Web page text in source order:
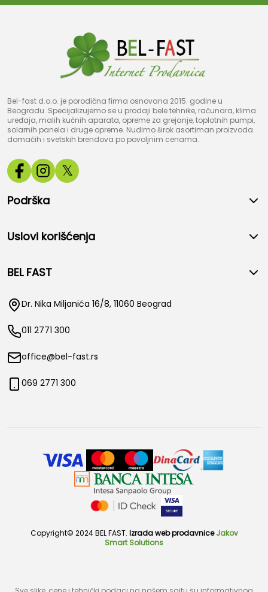
Bel-fast d.o.o. je porodična firma osnovana 2015. godine u
Beogradu. Specijalizujemo se u prodaji bele tehnike, računara, klima
uređaja, malih kućnih aparata, opreme za grejanje, toplotnih pumpi,
solarnih panela i druge opreme. Nudimo širok asortiman proizvoda
domaćih i svetskih brendova po povoljnim cenama.
𝕏
Podrška
Uslovi korišćenja
BEL FAST
Dr. Nika Miljanića 16/8, 11060 Beograd
011 2771 300
office@bel-fast.rs
069 2771 300
Copyright© 2024 BEL FAST. Izrada web prodavnice Jakov
Smart Solutions